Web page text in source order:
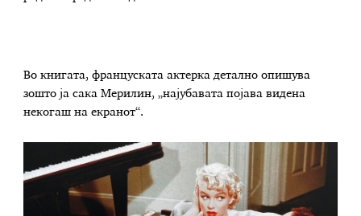
Во книгата, француската актерка детално опишува
зошто ја сака Мерилин, „најубавата појава видена
некогаш на екранот“.